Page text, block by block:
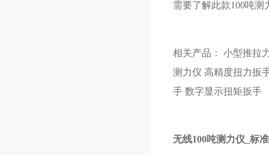
需要了解此款100吨测
相关产品： 小型推拉
测力仪 高精度扭力扳
手 数字显示扭矩扳手
无线100吨测力仪_标